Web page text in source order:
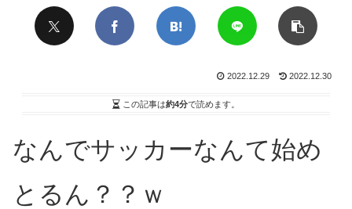
2022.12.29 2022.12.30
この記事は約4分で読めます。
なんでサッカーなんて始め
とるん？？ｗ